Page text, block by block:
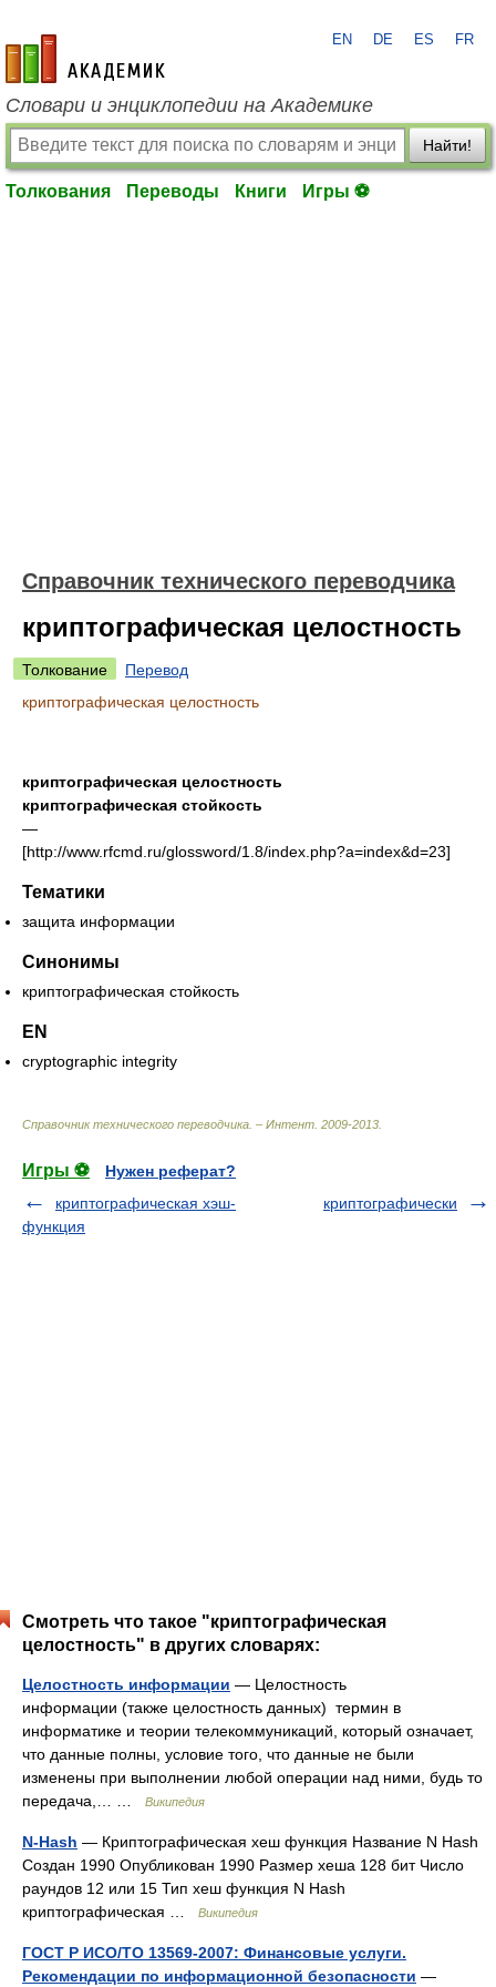
academic.ru
EN DE ES FR
Словари и энциклопедии на Академике
Найти!
Толкования Переводы Книги Игры ⚽
Справочник технического переводчика
криптографическая целостность
Толкование
Перевод
криптографическая целостность
криптографическая целостность
криптографическая стойкость
—
[http://www.rfcmd.ru/glossword/1.8/index.php?a=index&d=23]
Тематики
защита информации
Синонимы
криптографическая стойкость
EN
cryptographic integrity
Справочник технического переводчика. – Интент 2009-2013
Игры ⚽
Нужен реферат?
криптографическая хэш-
функция
криптографически
Смотреть что такое "криптографическая
целостность" в других словарях:
Целостность информации — Целостность
информации (также целостность данных) термин в
информатике и теории телекоммуникаций, который означает,
что данные полны, условие того, что данные не были
изменены при выполнении любой операции над ними, будь то
передача,… …
Википедия
N-Hash — Криптографическая хеш функция Название N Hash
Создан 1990 Опубликован 1990 Размер хеша 128 бит Число
раундов 12 или 15 Тип хеш функция N Hash
криптографическая …
Википедия
ГОСТ Р ИСО/ТО 13569-2007: Финансовые услуги.
Рекомендации по информационной безопасности —